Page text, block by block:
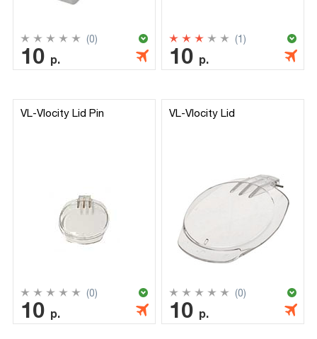
(0)
10 р.
(1)
10 р.
VL-Vlocity Lid Pin
(0)
10 р.
VL-Vlocity Lid
(0)
10 р.